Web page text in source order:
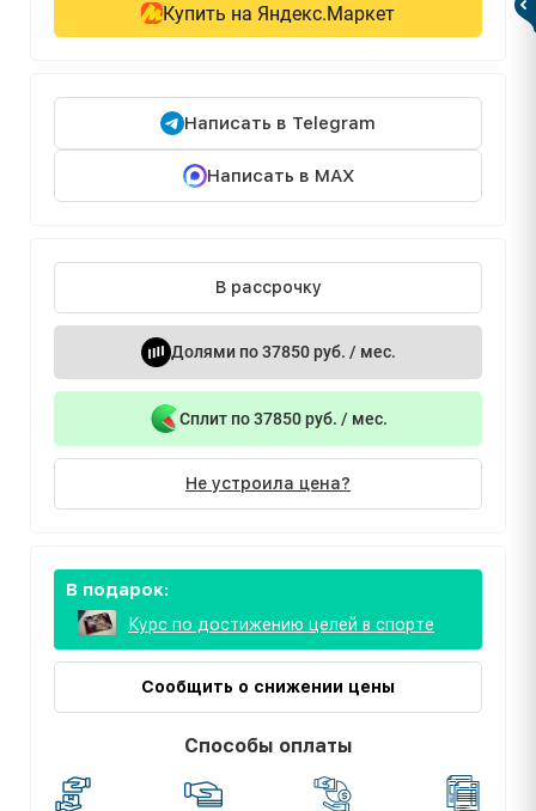
Купить на Яндекс.Маркет
Написать в Telegram
Написать в MAX
В рассрочку
Долями по 37850 руб. / мес.
Сплит по 37850 руб. / мес.
Не устроила цена?
В подарок:
Курс по достижению целей в спорте
Сообщить о снижении цены
Способы оплаты